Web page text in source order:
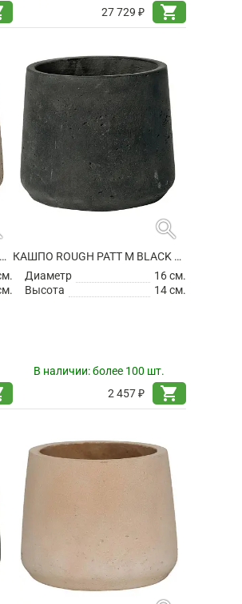
27 729 ₽
shopping_cart
КАШПО ROUGH PATT L GREY WASHED
search
КАШПО ROUGH PATT M BLACK WASHED
Диаметр
16 см.
Высота
14 см.
В наличии:более 100 шт.
2 457 ₽
shopping_cart